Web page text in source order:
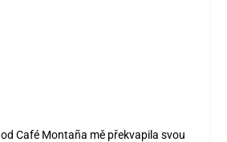
od Café Montaña mě překvapila svou